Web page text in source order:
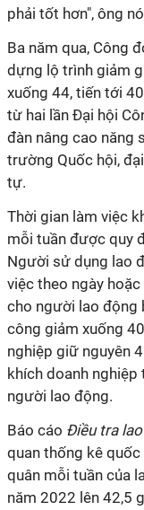
phải tốt hơn", ông
Ba năm qua, Công
dựng lộ trình giảm
xuống 44, tiến tới
từ hai lần Đại hội
đàn nâng cao năng
trường Quốc hội,
tự.
Thời gian làm việc
mỗi tuần được quy
Người sử dụng lao
việc theo ngày
cho người lao động
công giảm xuống
nghiệp giữ nguyên
khích doanh
người lao động.
Báo cáo Điều tra
quan thống kê
quân mỗi tuần của
năm 2022 lên 42,5